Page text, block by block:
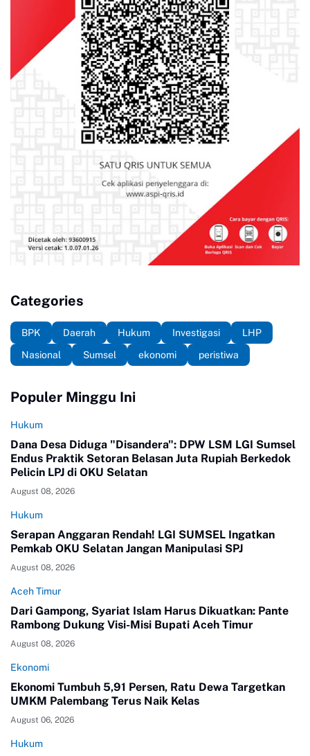
Categories
BPK Daerah Hukum Investigasi
LHP
Nasional
Sumsel ekonomi peristiwa
Populer Minggu Ini
Hukum
Dana Desa Diduga "Disandera": DPW LSM LGI Sumsel
Endus Praktik Setoran Belasan Juta Rupiah Berkedok
Pelicin LPJ di OKU Selatan
August 08, 2026
Hukum
Serapan Anggaran Rendah! LGI SUMSEL Ingatkan
Pemkab OKU Selatan Jangan Manipulasi SPJ
August 08, 2026
Aceh Timur
Dari Gampong, Syariat Islam Harus Dikuatkan: Pante
Rambong Dukung Visi-Misi Bupati Aceh Timur
August 08, 2026
Ekonomi
Ekonomi Tumbuh 5,91 Persen, Ratu Dewa Targetkan
UMKM Palembang Terus Naik Kelas
August 06, 2026
Hukum